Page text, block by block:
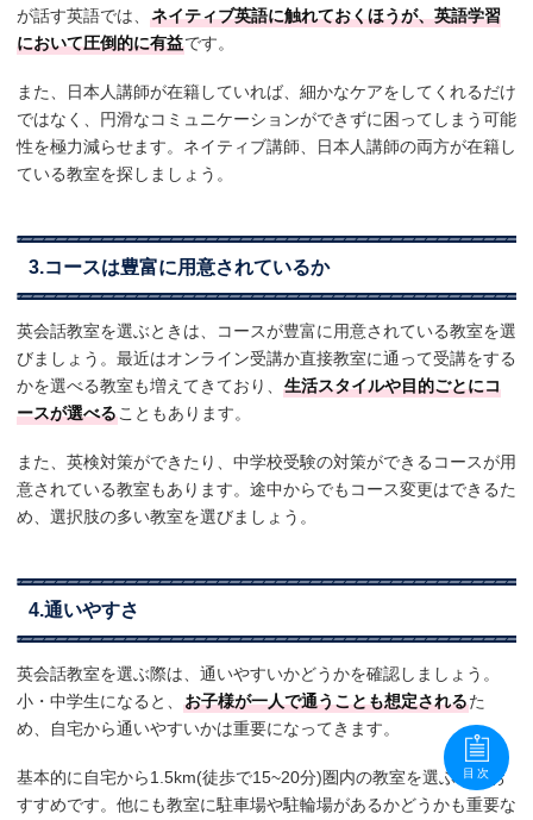
が話す英語では、 ネイティブ英語に触れておくほうが、英語学習
において圧倒的に有益です。
また、日本人講師が在籍していれば、細かなケアをしてくれるだけ
ではなく、円滑なコミュニケーションができずに困ってしまう可能
性を極力減らせます。ネイティブ講師、日本人講師の両方が在籍し
ている教室を探しましょう。
3.コースは豊富に用意されているか
英会話教室を選ぶときは、コースが豊富に用意されている教室を選
びましょう。最近はオンライン受講か直接教室に通って受講をする
かを選べる教室も増えてきており、 生活スタイルや目的ごとにコ
ースが選べることもあります。
また、英検対策ができたり、中学校受験の対策ができるコースが用
意されている教室もあります。途中からでもコース変更はできるた
め、選択肢の多い教室を選びましょう。
4.通いやすさ
英会話教室を選ぶ際は、通いやすいかどうかを確認しましょう。
小・中学生になると、 お子様が一人で通うことも想定されるた
め、自宅から通いやすいかは重要になってきます。
基本的に自宅から1.5km(徒歩で15~20分)圏内の教室を選ぶのがお
すすめです。他にも教室に駐車場や駐輪場があるかどうかも重要な
目次